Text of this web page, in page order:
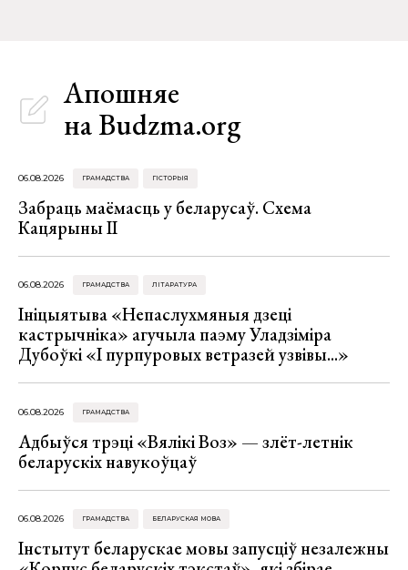
Апошняе
на Budzma.org
06.08.2026 ГРАМАДСТВА ГІСТОРЫЯ
Забраць маёмасць у беларусаў. Схема
Кацярыны ІІ
06.08.2026 ГРАМАДСТВА ЛІТАРАТУРА
Ініцыятыва «Непаслухмяныя дзеці
кастрычніка» агучыла паэму Уладзіміра
Дубоўкі «І пурпуровых ветразей узвівы...»
06.08.2026 ГРАМАДСТВА
Адбыўся трэці «Вялікі Воз» — злёт-летнік
беларускіх навукоўцаў
06.08.2026 ГРАМАДСТВА БЕЛАРУСКАЯ МОВА
Інстытут беларускае мовы запусціў незалежны